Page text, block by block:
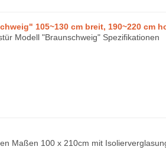
105~130 cm breit, 190~220 cm
Modell "Braunschweig" Spezifikationen
Maßen 100 x 210cm mit